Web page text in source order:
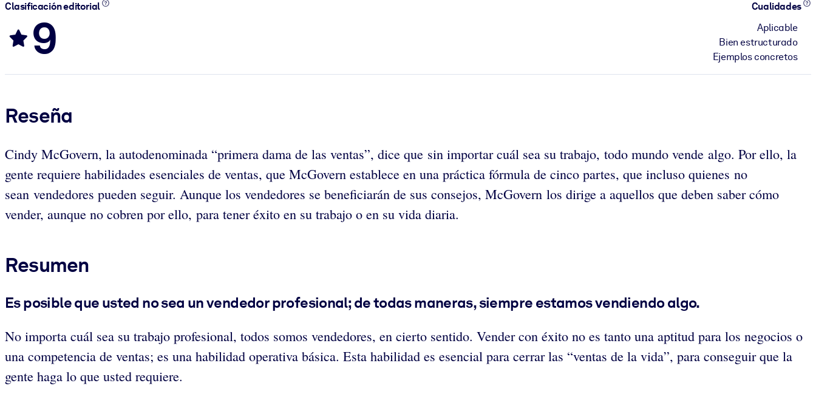
Clasificación editorial
9
Cualidades
Aplicable
Bien estructurado
Ejemplos concretos
Reseña
Cindy McGovern, la autodenominada “primera dama de las ventas”, dice que sin importar cuál sea su trabajo, todo mundo vende algo. Por ello, la
gente requiere habilidades esenciales de ventas, que McGovern establece en una práctica fórmula de cinco partes, que incluso quienes no
sean vendedores pueden seguir. Aunque los vendedores se beneficiarán de sus consejos, McGovern los dirige a aquellos que deben saber cómo
vender, aunque no cobren por ello, para tener éxito en su trabajo o en su vida diaria.
Resumen
Es posible que usted no sea un vendedor profesional; de todas maneras, siempre estamos vendiendo algo.
No importa cuál sea su trabajo profesional, todos somos vendedores, en cierto sentido. Vender con éxito no es tanto una aptitud para los negocios o
una competencia de ventas; es una habilidad operativa básica. Esta habilidad es esencial para cerrar las “ventas de la vida”, para conseguir que la
gente haga lo que usted requiere.